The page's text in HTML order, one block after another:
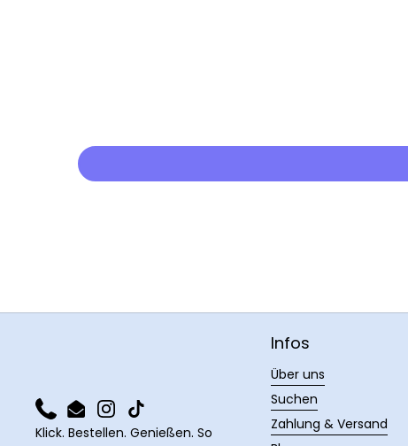
PhoneEmailInstagram
TikTok
Klick. Bestellen. Genießen. So
Infos
Über uns
Suchen
Zahlung & Versand